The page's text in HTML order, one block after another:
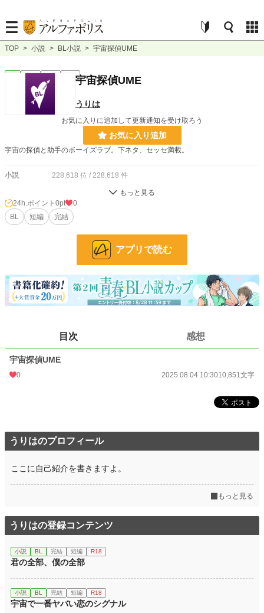
TOP > 小説 > BL小説 > 宇宙探偵UME
完結 短編 R18宇宙探偵UME
うりは
お気に入りに追加して更新通知を受け取ろう
お気に入り追加
宇宙の探偵と助手のボーイズラブ。下ネタ、セッセ満載。
小説 228,618 位 / 228,618 件
31,392 位 / 31,392 件
お気に入り 2
更新日時 2025.08.04 10:30
初回公開日時 2025.08.04 10:30
0 pt (228,618 位)
月間ポイント 7 pt (116,421 位)
24h.ポイント 0pt
0
BL
短編 完結
アプリで読む
目次 感想
宇宙探偵UME
0 2025.08.04 10:3010,851文字
うりはのプロフィール
ここに自己紹介を書きますよ。
もっと見る
うりはの登録コンテンツ
小説 BL 完結 短編 R18
君の全部、僕の全部
小説 BL 完結 短編 R18
宇宙で一番ヤバい恋のシグナル